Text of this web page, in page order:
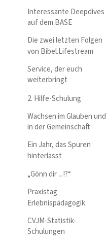
Interessante Deepdives
auf dem BASE
Die zwei letzten Folgen
von Bibel.Lifestream
Service, der euch
weiterbringt
2. Hilfe-Schulung
Wachsen im Glauben und
in der Gemeinschaft
Ein Jahr, das Spuren
hinterlässt
„Gönn dir ...!?“
Praxistag
Erlebnispädagogik
CVJM-Statistik-
Schulungen